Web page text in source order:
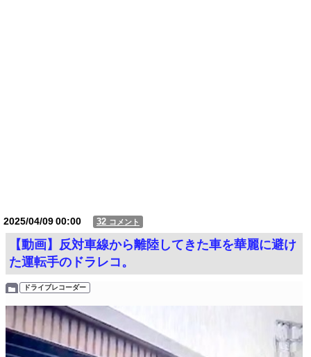
2025/04/0900:00 32 コメント
【動画】反対車線から離陸してきた車を華麗に避け
た運転手のドラレコ。
ドライブレコーダー